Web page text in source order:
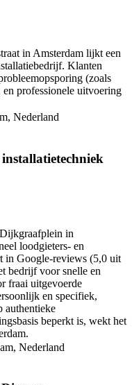
in Amsterdam lijkt een
Klanten
(zoals
professionele uitvoering
Nederland
in
loodgieters- en
in Google-reviews (5,0 uit
bedrijf voor snelle en
fraai uitgevoerde
en specifiek,
authentieke
beperkt is, wekt het
Nederland